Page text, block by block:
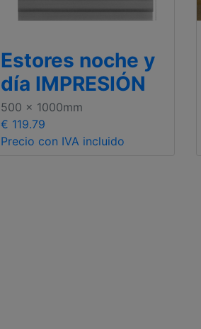
Estores noche y
día IMPRESIÓN
500 x 1000mm
€ 119.79
Precio con IVA incluido